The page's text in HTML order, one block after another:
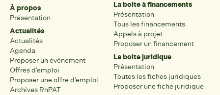
À propos
Présentation
Actualités
Actualités
Agenda
Proposer un événement
Offres d’emploi
Proposer une offre d’emploi
Archives RnPAT
La boite à financements
Présentation
Tous les financements
Appels à projet
Proposer un financement
La boite juridique
Présentation
Toutes les fiches juridiques
Proposer une fiche juridique